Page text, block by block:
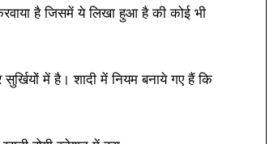
है जिसमें ये लिखा हुआ है की कोई भी
में है। शादी में नियम बनाये गए हैं कि